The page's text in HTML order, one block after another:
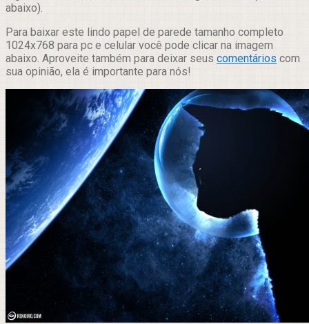
abaixo).
Para baixar este lindo papel de parede tamanho completo
1024x768 para pc e celular você pode clicar na imagem
abaixo. Aproveite também para deixar seus comentários com
sua opinião, ela é importante para nós!